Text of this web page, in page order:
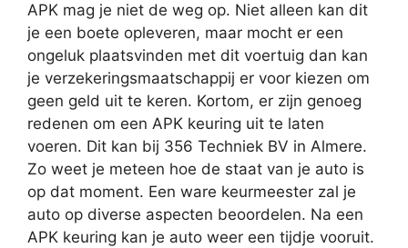
APK mag je niet de weg op. Niet alleen kan dit
je een boete opleveren, maar mocht er een
ongeluk plaatsvinden met dit voertuig dan kan
je verzekeringsmaatschappij er voor kiezen om
geen geld uit te keren. Kortom, er zijn genoeg
redenen om een APK keuring uit te laten
voeren. Dit kan bij 356 Techniek BV in Almere.
Zo weet je meteen hoe de staat van je auto is
op dat moment. Een ware keurmeester zal je
auto op diverse aspecten beoordelen. Na een
APK keuring kan je auto weer een tijdje vooruit.